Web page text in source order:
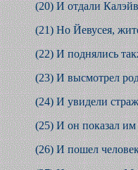
(20) И отдали
(21) Но Йевусея,
(22) И поднялись
(23) И высмотрел
(24) И увидели
(25) И он показал им
(26) И пошел